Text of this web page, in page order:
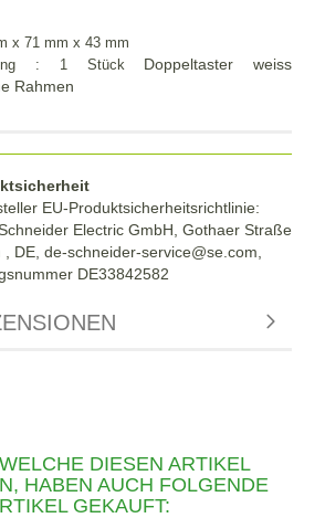
x 71 mm x 43 mm
: 1 Stück
Doppeltaster weiss
Rahmen
EU-Produktsicherheitsrichtlinie:
Electric GmbH, Gothaer Straße
DE, de-schneider-service@se.com,
DE33842582
DIESEN ARTIKEL
HABEN AUCH FOLGENDE
GEKAUFT: